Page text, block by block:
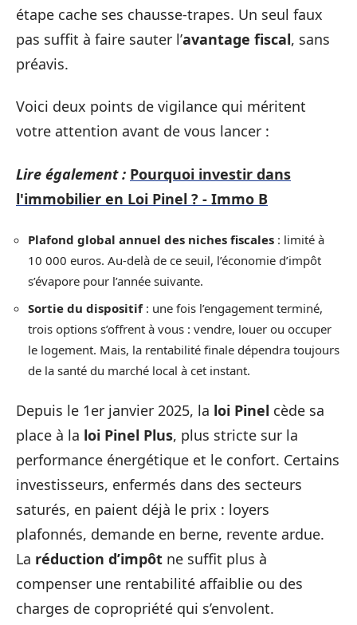
étape cache ses chausse-trapes. Un seul faux
pas suffit à faire sauter l’avantage fiscal, sans
préavis.
Voici deux points de vigilance qui méritent
votre attention avant de vous lancer :
Lire également : Pourquoi investir dans
l'immobilier en Loi Pinel ? - Immo B
Plafond global annuel des niches fiscales : limité à
10 000 euros. Au-delà de ce seuil, l’économie d’impôt
s’évapore pour l’année suivante.
Sortie du dispositif: une fois l’engagement terminé,
trois options s’offrent à vous : vendre, louer ou occuper
le logement. Mais, la rentabilité finale dépendra toujours
de la santé du marché local à cet instant.
Depuis le 1er janvier 2025, la loi Pinel cède sa
place à la loi Pinel Plus, plus stricte sur la
performance énergétique et le confort. Certains
investisseurs, enfermés dans des secteurs
saturés, en paient déjà le prix : loyers
plafonnés, demande en berne, revente ardue.
La réduction d’impôt ne suffit plus à
compenser une rentabilité affaiblie ou des
charges de copropriété qui s’envolent.